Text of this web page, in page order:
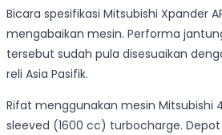
Bicara spesifikasi Mitsubishi Xpander
mengabaikan mesin. Performa
tersebut sudah pula disesuaikan
reli Asia Pasifik.
Rifat menggunakan mesin Mitsubishi
sleeved (1600 cc) turbocharge.